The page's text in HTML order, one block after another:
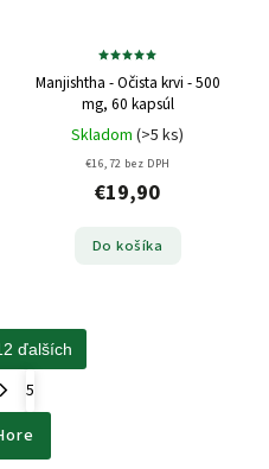
Manjishtha - Očista krvi - 500
mg, 60 kapsúl
Skladom (>5 ks)
€16,72 bez DPH
€19,90
Do košíka
ďalších
5